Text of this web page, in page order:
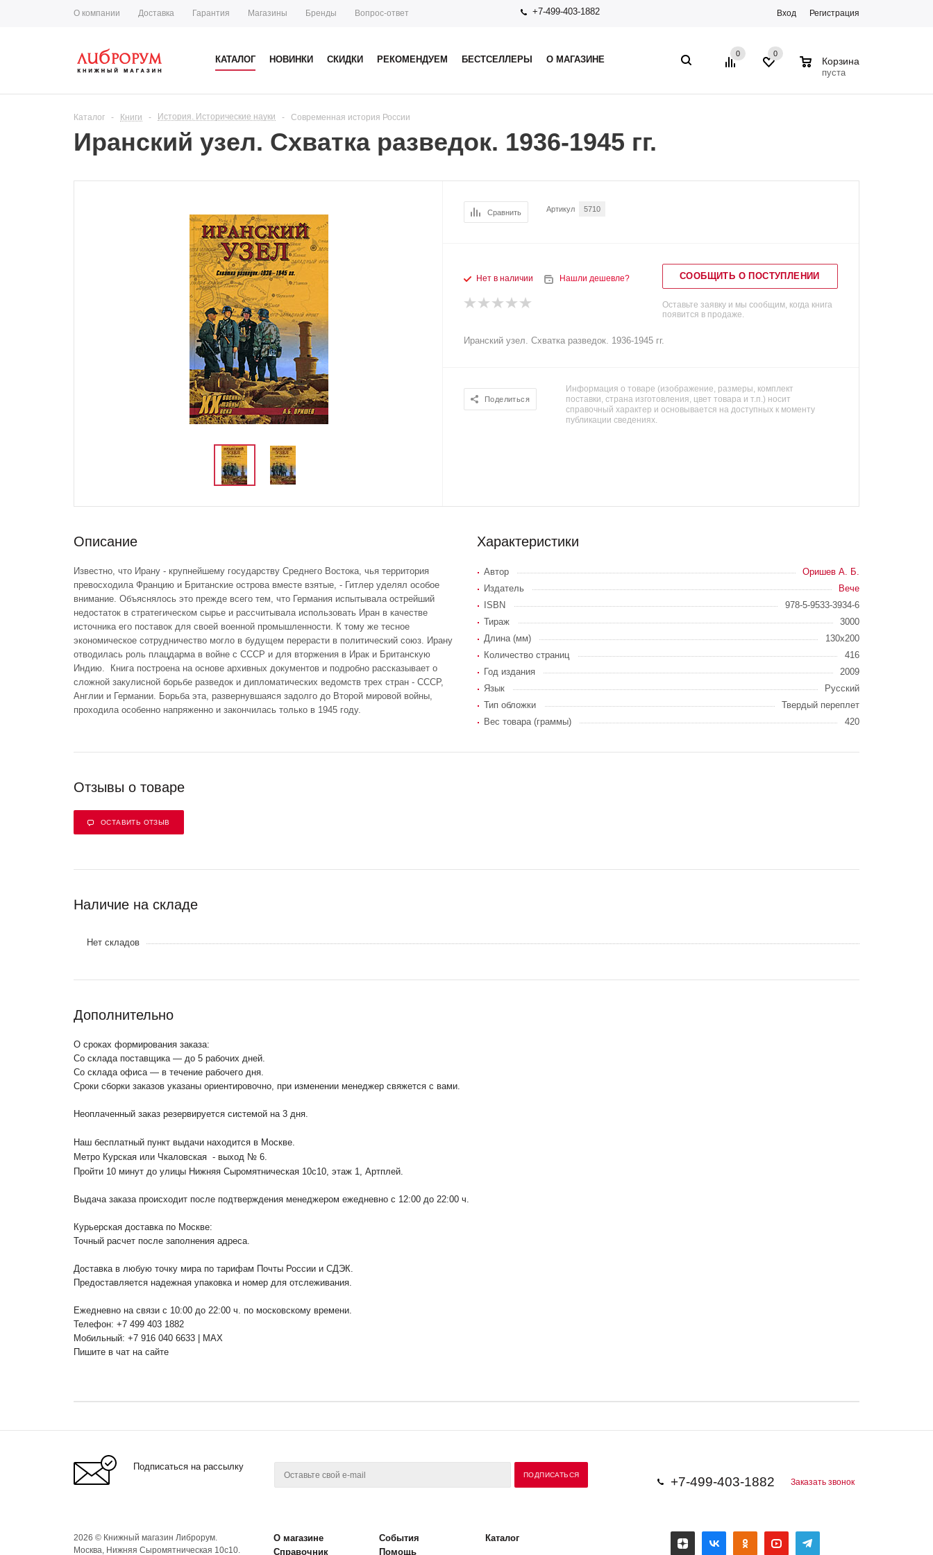
О компании Доставка Гарантия Магазины Бренды Вопрос-ответ +7-499-403-1882 Вход Регистрация
КАТАЛОГ НОВИНКИ СКИДКИ РЕКОМЕНДУЕМ БЕСТСЕЛЛЕРЫ О МАГАЗИНЕ
0 0
Корзина
пуста
Каталог - Книги - История. Исторические науки - Современная история России
Иранский узел. Схватка разведок. 1936-1945 гг.
Сравнить Артикул 5710
Нет в наличии Нашли дешевле? СООБЩИТЬ О ПОСТУПЛЕНИИ
Оставьте заявку и мы сообщим, когда книга
появится в продаже.
Иранский узел. Схватка разведок. 1936-1945 гг.
Поделиться
Информация о товаре (изображение, размеры, комплект
поставки, страна изготовления, цвет товара и т.п.) носит
справочный характер и основывается на доступных к моменту
публикации сведениях.
Описание
Известно, что Ирану - крупнейшему государству Среднего Востока, чья территория
превосходила Францию и Британские острова вместе взятые, - Гитлер уделял особое
внимание. Объяснялось это прежде всего тем, что Германия испытывала острейший
недостаток в стратегическом сырье и рассчитывала использовать Иран в качестве
источника его поставок для своей военной промышленности. К тому же тесное
экономическое сотрудничество могло в будущем перерасти в политический союз. Ирану
отводилась роль плацдарма в войне с СССР и для вторжения в Ирак и Британскую
Индию. Книга построена на основе архивных документов и подробно рассказывает о
сложной закулисной борьбе разведок и дипломатических ведомств трех стран - СССР,
Англии и Германии. Борьба эта, развернувшаяся задолго до Второй мировой войны,
проходила особенно напряженно и закончилась только в 1945 году.
Характеристики
Автор
Оришев А. Б.
Издатель
Вече
ISBN
978-5-9533-3934-6
Тираж
3000
Длина (мм)
130x200
Количество страниц
416
Год издания
2009
Язык
Русский
Тип обложки
Твердый переплет
Вес товара (граммы)
420
Отзывы о товаре
ОСТАВИТЬ ОТЗЫВ
Наличие на складе
Нет складов
Дополнительно
О сроках формирования заказа:
Со склада поставщика — до 5 рабочих дней.
Со склада офиса — в течение рабочего дня.
Сроки сборки заказов указаны ориентировочно, при изменении менеджер свяжется с вами.
Неоплаченный заказ резервируется системой на 3 дня.
Наш бесплатный пункт выдачи находится в Москве.
Метро Курская или Чкаловская - выход № 6.
Пройти 10 минут до улицы Нижняя Сыромятническая 10с10 , этаж 1, Артплей.
Выдача заказа происходит после подтверждения менеджером ежедневно с 12:00 до 22:00 ч.
Курьерская доставка по Москве:
Точный расчет после заполнения адреса.
Доставка в любую точку мира по тарифам Почты России и СДЭК.
Предоставляется надежная упаковка и номер для отслеживания.
Ежедневно на связи с 10:00 до 22:00 ч. по московскому времени.
Телефон: +7 499 403 1882
Мобильный: +7 916 040 6633 | MAX
Пишите в чат на сайте
Подписаться на рассылку
+7-499-403-1882 Заказать звонок
2026 © Книжный магазин Либрорум.
Москва, Нижняя Сыромятническая 10с10.
О магазине События
Каталог
Справочник
Помощь